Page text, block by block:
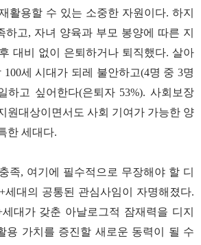
활용할 수 있는 소중한 자원이다. 하지
하고, 자녀 양육과 부모 봉양에 따른 지
대비 없이 은퇴하거나 퇴직했다. 살아
세 시대가 되레 불안하고(4명 중 3명
하고 싶어한다(은퇴자 53%). 사회보장
원대상이면서도 사회 기여가 가능한 양
한 세대다.
족, 여기에 필수적으로 무장해야 할 디
세대의 공통된 관심사임이 자명해졌다.
대가 갖춘 아날로그적 잠재력을 디지
용 가치를 증진할 새로운 동력이 될 수